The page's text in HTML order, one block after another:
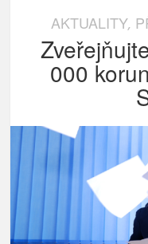
AKTUALITY,
000